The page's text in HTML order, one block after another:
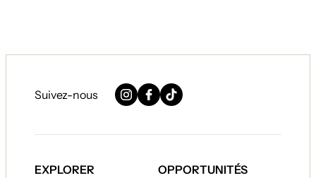
Suivez-nous
Instagram
Facebook
TikTok
EXPLORER OPPORTUNITÉS